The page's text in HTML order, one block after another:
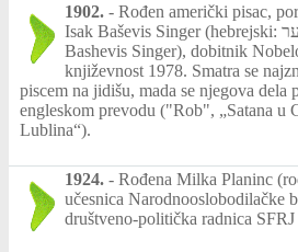
1902. - Rođen američki pisac,
Isak Baševis Singer (hebrejski: יצחק באַשעוויס זינגער‎, Isaac
Bashevis Singer), dobitnik
književnost 1978. Smatra se
piscem na jidišu, mada se njegova
engleskom prevodu ("Rob", „Satana u
Lublina“).
1924. - Rođena Milka Planinc
učesnica Narodnooslobodilačke
društveno-politička radnica